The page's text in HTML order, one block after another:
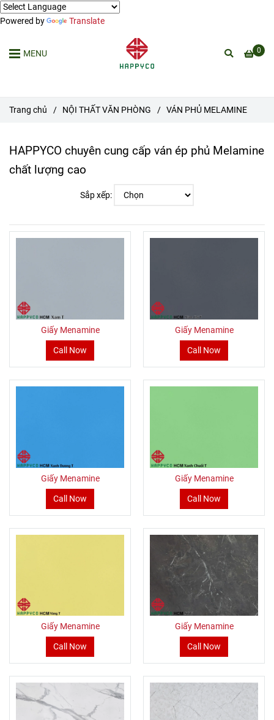
Powered by Translate
0
MENU
Trang chủ / NỘI THẤT VĂN PHÒNG / VÁN PHỦ MELAMINE
HAPPYCO chuyên cung cấp ván ép phủ Melamine
chất lượng cao
Sắp xếp:
Giấy Menamine
Call Now
Giấy Menamine
Call Now
Giấy Menamine
Call Now
Giấy Menamine
Call Now
Giấy Menamine
Call Now
Giấy Menamine
Call Now